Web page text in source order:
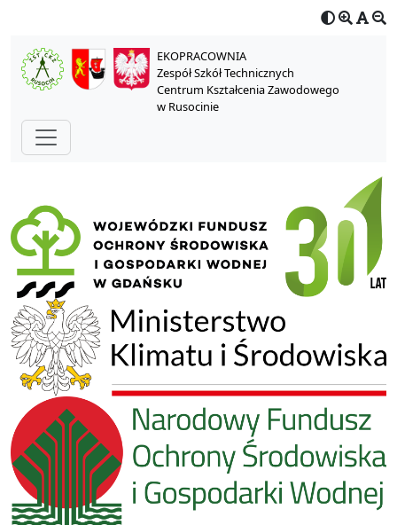
EKOPRACOWNIA
Zespół Szkół Technicznych
Centrum Kształcenia Zawodowego
w Rusocinie